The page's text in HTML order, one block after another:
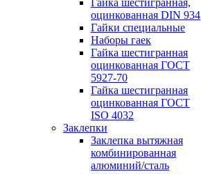
Гайка шестигранная,
оцинкованная DIN 934
Гайки специальные
Наборы гаек
Гайка шестигранная
оцинкованная ГОСТ
5927-70
Гайка шестигранная
оцинкованная ГОСТ
ISO 4032
Заклепки
Заклепка вытяжная
комбинированная
алюминий/сталь